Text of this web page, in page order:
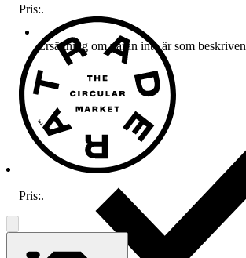
Ersättning om varan inte är som beskriven
Pris:.
Pris:.